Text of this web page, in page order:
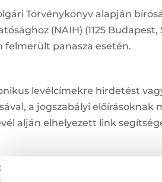
Törvénykönyv alapján
(NAIH) (1125
felmerült panasza esetén.
levélcímekre hirdetést
a jogszabályi
alján elhelyezett link
az általa kezelt